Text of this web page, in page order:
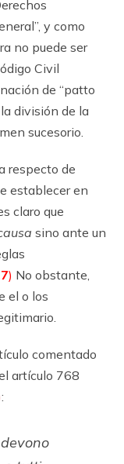
y como
no puede ser
Civil
de “patto
división de la
sucesorio.
respecto de
establecer en
claro que
sino ante un
) No obstante,
el o los
comentado
ar­tícu­lo 768
: